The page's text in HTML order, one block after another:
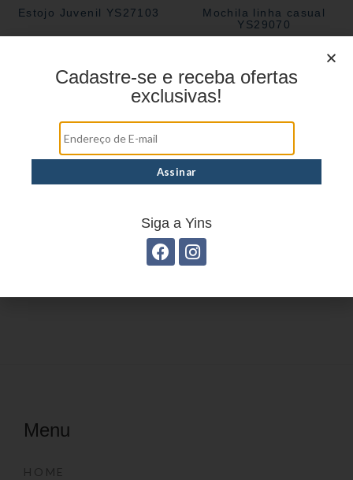
Estojo Juvenil YS27103
Mochila linha casual
YS29070
Estojo Juvenil YS41031
Mochila Linha Casual
Menu
HOME
Cadastre-se e receba ofertas
exclusivas!
Siga a Yins